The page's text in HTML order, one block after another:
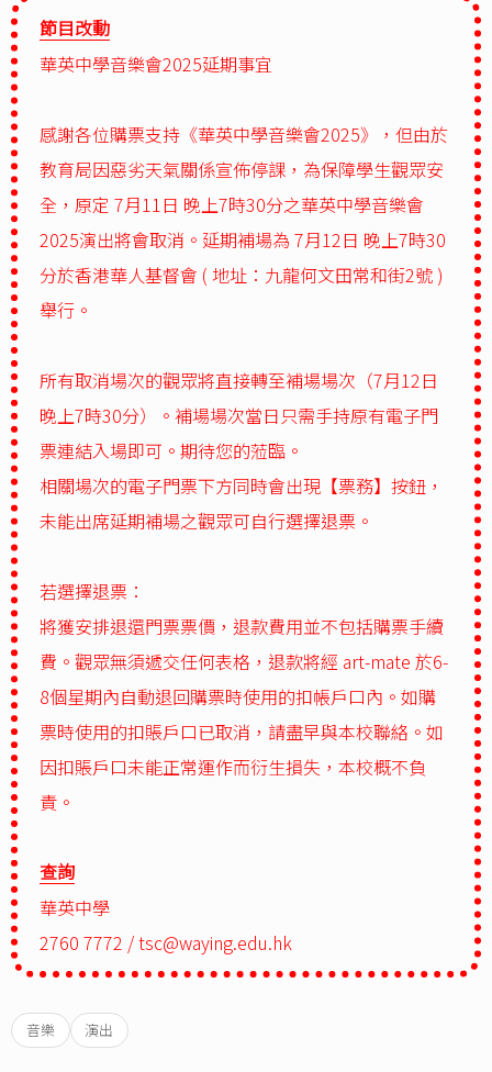
節目改動
華英中學音樂會2025延期事宜
感謝各位購票支持《華英中學音樂會2025》，但由於
教育局因惡劣天氣關係宣佈停課，為保障學生觀眾安
全，原定 7月11日 晚上7時30分之華英中學音樂會
2025演出將會取消。延期補場為 7月12日 晚上7時30
分於香港華人基督會 ( 地址：九龍何文田常和街2號 )
舉行。
所有取消場次的觀眾將直接轉至補場場次（7月12日
晚上7時30分）。補場場次當日只需手持原有電子門
票連結入場即可。期待您的蒞臨。
相關場次的電子門票下方同時會出現【票務】按鈕，
未能出席延期補場之觀眾可自行選擇退票。
若選擇退票：
將獲安排退還門票票價，退款費用並不包括購票手續
費。觀眾無須遞交任何表格，退款將經 art-mate 於6-
8個星期內自動退回購票時使用的扣帳戶口內。如購
票時使用的扣賬戶口已取消，請盡早與本校聯絡。如
因扣賬戶口未能正常運作而衍生損失，本校概不負
責。
查詢
華英中學
2760 7772 /tsc@waying.edu.hk
音樂 演出